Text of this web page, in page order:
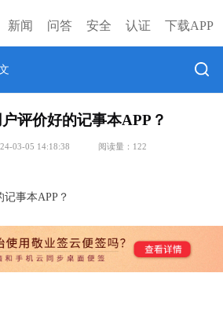
新闻 问答 安全 认证 下载APP
评价好的记事本APP？
03-05 14:18:38 阅读量： 122
事本APP？